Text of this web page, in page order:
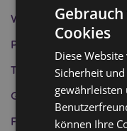
Wohltätigkeitsarbeit(4)
Produktinformation
Tipps für Geschäfte(0)
Geschenkideen(0)
Feste und
Cookies
Diese
Sicherheit
gewährleisten
können Ihre